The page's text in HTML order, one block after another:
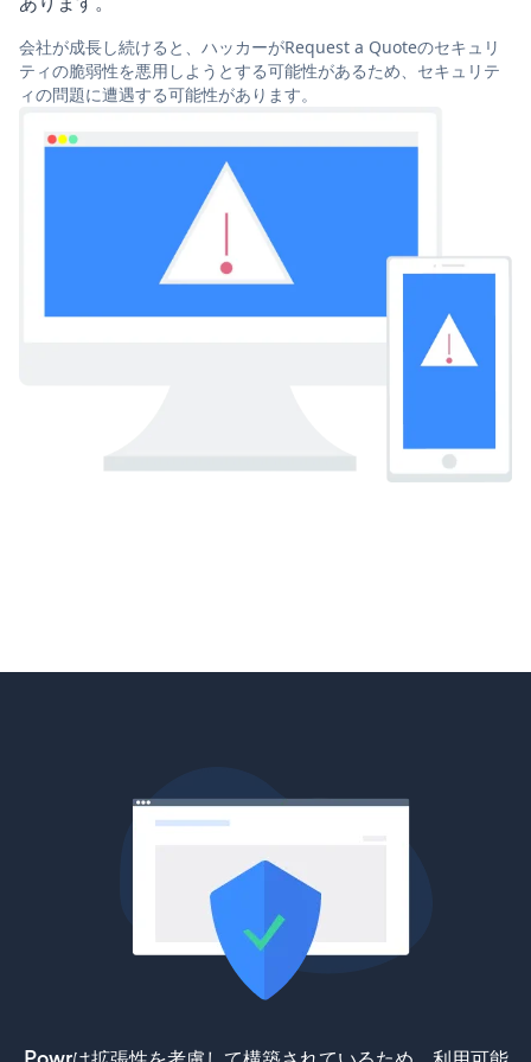
会社が成長し続けると、ハッカーがRequest a Quoteのセキュリ
ティの脆弱性を悪用しようとする可能性があるため、セキュリテ
ィの問題に遭遇する可能性があります。